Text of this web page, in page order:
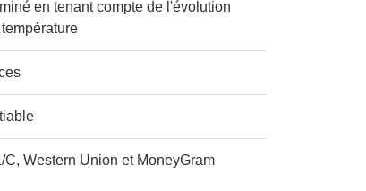
en tenant compte de l'évolution
C, Western Union et MoneyGram